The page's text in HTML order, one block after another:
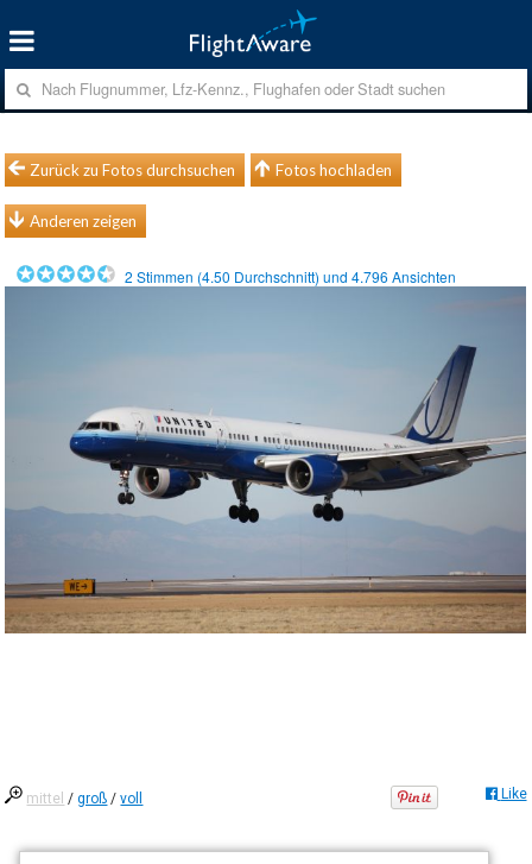
Zurück zu Fotos durchsuchen Fotos hochladen
Anderen zeigen
2 Stimmen (4.50 Durchschnitt) und4.796 Ansichten
mittel /groß /voll Like